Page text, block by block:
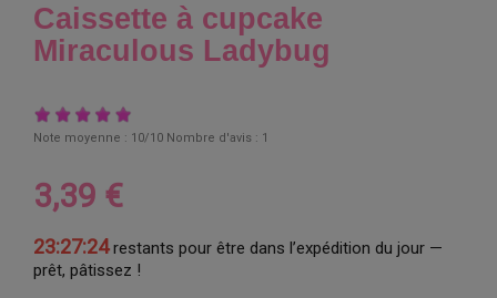
Caissette à cupcake
Miraculous Ladybug
Note moyenne : 10/10 Nombre d'avis : 1
3,39 €
23:27:23restants pour être dans l’expédition du jour —
prêt, pâtissez !